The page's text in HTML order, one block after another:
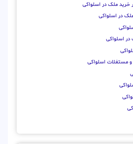
خرید ملک در اسلواکی
در اسلواکی
اسلواکی
و مستغلات اسلواکی